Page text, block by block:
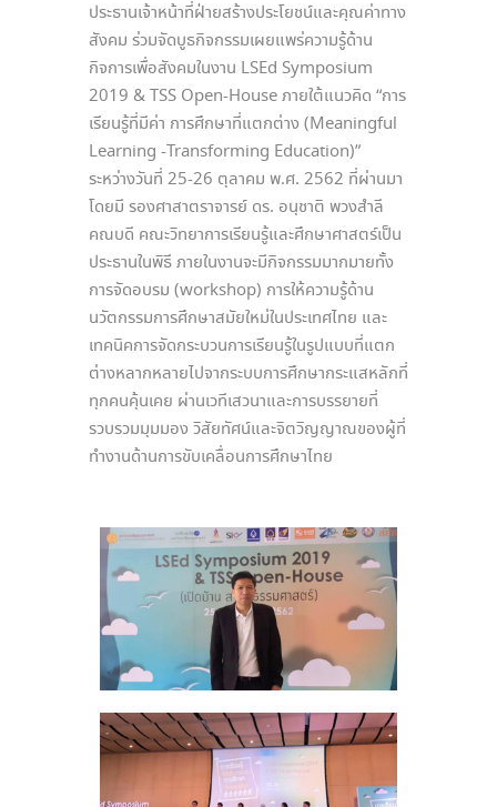
ประธานเจ้าหน้าที่ฝ่ายสร้างประโยชน์และคุณค่าทาง
สังคม ร่วมจัดบูธกิจกรรมเผยแพร่ความรู้ด้าน
กิจการเพื่อสังคมในงาน LSEd Symposium
2019 & TSS Open-House ภายใต้แนวคิด “การ
เรียนรู้ที่มีค่า การศึกษาที่แตกต่าง (Meaningful
Learning -Transforming Education)”
ระหว่างวันที่ 25-26 ตุลาคม พ.ศ. 2562 ที่ผ่านมา
โดยมี รองศาสาตราจารย์ ดร. อนุชาติ พวงสำลี
คณบดี คณะวิทยาการเรียนรู้และศึกษาศาสตร์เป็น
ประธานในพิธี ภายในงานจะมีกิจกรรมมากมายทั้ง
การจัดอบรม (workshop) การให้ความรู้ด้าน
นวัตกรรมการศึกษาสมัยใหม่ในประเทศไทย และ
เทคนิคการจัดกระบวนการเรียนรู้ในรูปแบบที่แตก
ต่างหลากหลายไปจากระบบการศึกษากระแสหลักที่
ทุกคนคุ้นเคย ผ่านเวทีเสวนาและการบรรยายที่
รวบรวมมุมมอง วิสัยทัศน์และจิตวิญญาณของผู้ที่
ทำงานด้านการขับเคลื่อนการศึกษาไทย